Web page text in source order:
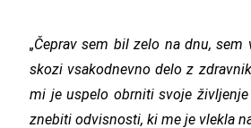
„Čeprav sem bil zelo na dnu, sem
skozi vsakodnevno delo z
mi je uspelo obrniti svoje
znebiti odvisnosti, ki me je vlekla